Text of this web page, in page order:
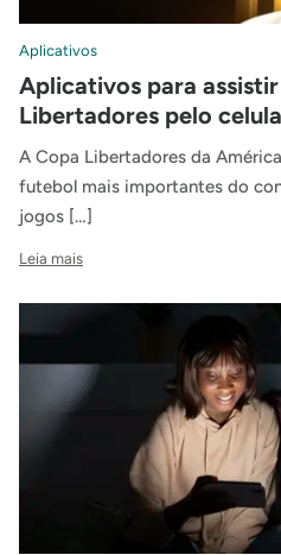
Aplicativos
Aplicativos para
Libertadores pelo
A Copa Libertadores da
futebol mais importantes do
jogos […]
Leia mais